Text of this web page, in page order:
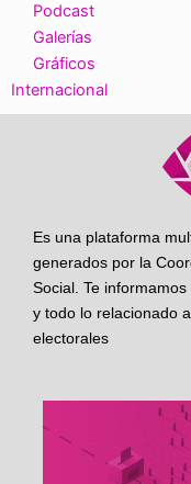
Podcast
Galerías
Gráficos
Internacional
Es una plataforma
generados por la
Social. Te
y todo lo relacionado
electorales